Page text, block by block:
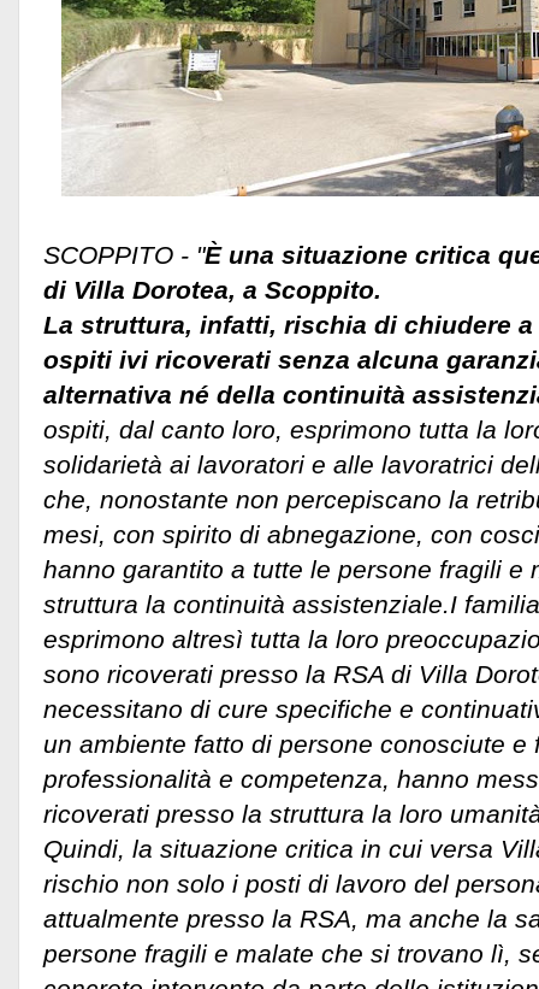
SCOPPITO - "È una situazione critica
di Villa Dorotea, a Scoppito.
La struttura, infatti, rischia di chiudere
ospiti ivi ricoverati senza alcuna
alternativa né della continuità
ospiti, dal canto loro, esprimono tutta la
solidarietà ai lavoratori e alle lavoratrici
che, nonostante non percepiscano la
mesi, con spirito di abnegazione, con
hanno garantito a tutte le persone fragili e
struttura la continuità assistenziale. I
esprimono altresì tutta la loro
sono ricoverati presso la RSA di Villa
necessitano di cure specifiche e
un ambiente fatto di persone conosciute e
professionalità e competenza, hanno
ricoverati presso la struttura la loro
Quindi, la situazione critica in cui versa
rischio non solo i posti di lavoro del
attualmente presso la RSA, ma anche la
persone fragili e malate che si trovano lì,